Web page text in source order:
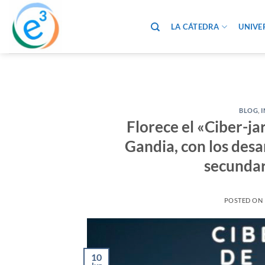
Saltar
contenido
LA CÁTEDRA
BLOG
Florece el «Ciber-
Gandia, con los
POSTED ON
10